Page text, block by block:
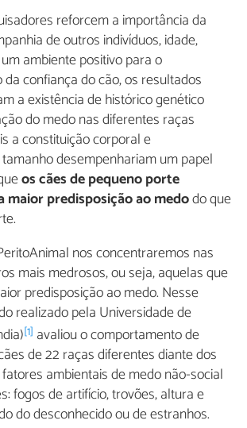
reforcem a importância da
de outros indivíduos, idade,
ambiente positivo para o
confiança do cão, os resultados
a existência de histórico genético
do medo nas diferentes raças
a constituição corporal e
desempenhariam um papel
os cães de pequeno porte
maior predisposição ao medodo que
nos concentraremos nas
mais medrosos, ou seja, aquelas que
predisposição ao medo. Nesse
realizado pela Universidade de
[1] avaliou o comportamento de
de 22 raças diferentes diante dos
ambientais de medo não-social
fogos de artifício, trovões, altura e
do desconhecido ou de estranhos.